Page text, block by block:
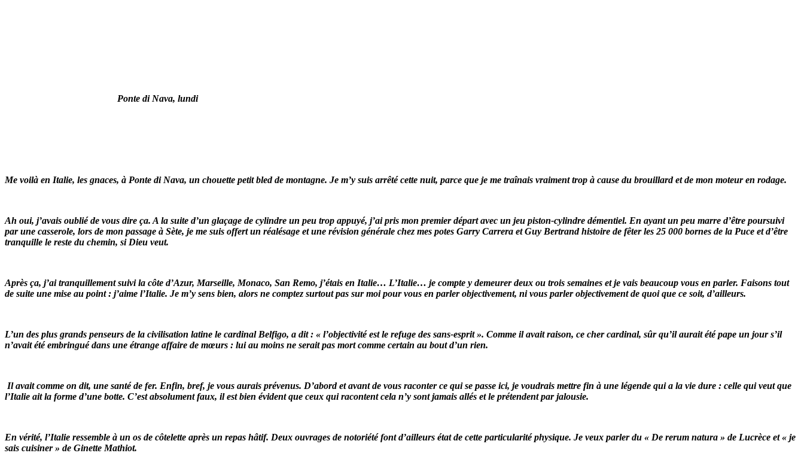
Ponte di Nava, lundi
Me voilà en Italie, les gnaces, à Ponte di Nava, un chouette petit bled de montagne. Je m’y suis arrêté cette nuit, parce que je me traînais vraiment trop à cause du brouillard et de mon moteur en rodage.
Ah oui, j’avais oublié de vous dire ça. A la suite d’un glaçage de cylindre un peu trop appuyé, j’ai pris mon premier départ avec un jeu piston-cylindre démentiel. En ayant un peu marre d’être poursuivi
par une casserole, lors de mon passage à Sète, je me suis offert un réalésage et une révision générale chez mes potes Garry Carrera et Guy Bertrand histoire de fêter les 25 000 bornes de la Puce et d’être
tranquille le reste du chemin, si Dieu veut.
Après ça, j’ai tranquillement suivi la côte d’Azur, Marseille, Monaco, San Remo, j’étais en Italie… L’Italie… je compte y demeurer deux ou trois semaines et je vais beaucoup vous en parler. Faisons tout
de suite une mise au point : j’aime l’Italie. Je m’y sens bien, alors ne comptez surtout pas sur moi pour vous en parler objectivement, ni vous parler objectivement de quoi que ce soit, d’ailleurs.
L’un des plus grands penseurs de la civilisation latine le cardinal Belfigo, a dit : « l’objectivité est le refuge des sans-esprit ». Comme il avait raison, ce cher cardinal, sûr qu’il aurait été pape un jour s’il
n’avait été embringué dans une étrange affaire de mœurs : lui au moins ne serait pas mort comme certain au bout d’un rien.
Il avait comme on dit, une santé de fer. Enfin, bref, je vous aurais prévenus. D’abord et avant de vous raconter ce qui se passe ici, je voudrais mettre fin à une légende qui a la vie dure : celle qui veut que
l’Italie ait la forme d’une botte. C’est absolument faux, il est bien évident que ceux qui racontent cela n’y sont jamais allés et le prétendent par jalousie.
En vérité, l’Italie ressemble à un os de côtelette après un repas hâtif. Deux ouvrages de notoriété font d’ailleurs état de cette particularité physique. Je veux parler du « De rerum natura » de Lucrèce et « je
sais cuisiner » de Ginette Mathiot.